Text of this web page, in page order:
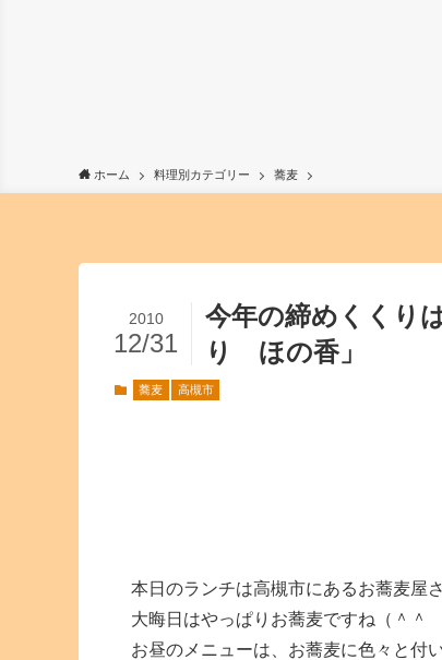
ホーム 料理別カテゴリー 蕎麦
今年の締めくくり
り ほの香」
2010
12/31
蕎麦 高槻市
本日のランチは高槻市にあるお蕎麦屋
大晦日はやっぱりお蕎麦ですね（＾＾
お昼のメニューは、お蕎麦に色々と付